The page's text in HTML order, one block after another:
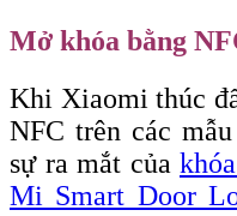
Mở khóa bằng
Khi Xiaomi thúc
NFC trên các
sự ra mắt của
Mi Smart Door